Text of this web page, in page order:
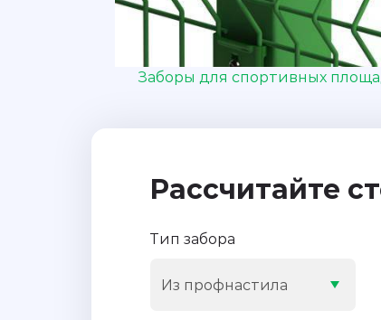
Заборы для спортивных
Рассчитайте
Тип забора
Из профнастила